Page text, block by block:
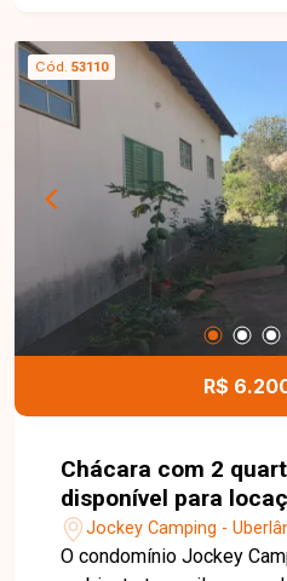
Cód. 53110
R$
Chácara com 2
disponível para
Jockey Camping em
Jockey Camping -
O condomínio Jockey